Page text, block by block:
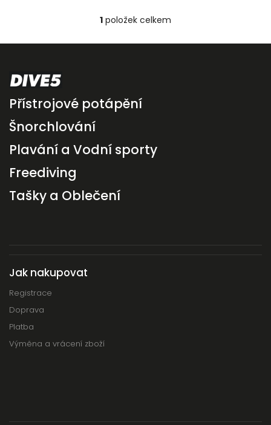
1 položek celkem
Přístrojové potápění
Šnorchlování
Plavání a Vodní sporty
Freediving
Tašky a Oblečení
Jak nakupovat
Registrace
Doprava
Platba
Výměna a vrácení zboží